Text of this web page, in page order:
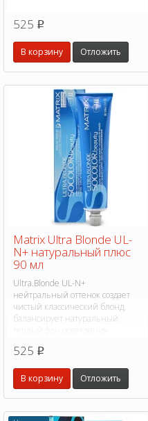
525 p
В корзину Отложить
Matrix Ultra Blonde UL-
N+ натуральный плюс
90 мл
Ultra.Blonde UL-N+
нейтральный оттенок создает
чистый классический блонд,
балансирует натуральный
525 p
В корзину Отложить